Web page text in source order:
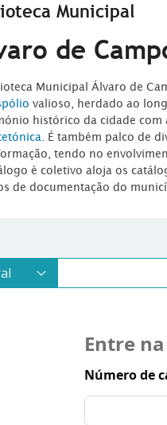
Municipal
de
Municipal Álvaro de
valioso, herdado ao
histórico da cidade
. É também palco de
tendo no
é coletivo aloja os
de documentação do
Entre
Número de